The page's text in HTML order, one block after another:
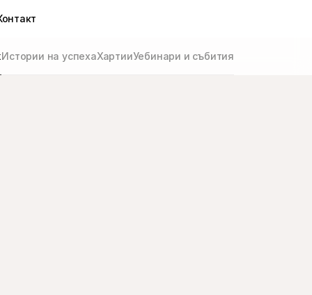
Истории на успехаХартииУебинари и събития